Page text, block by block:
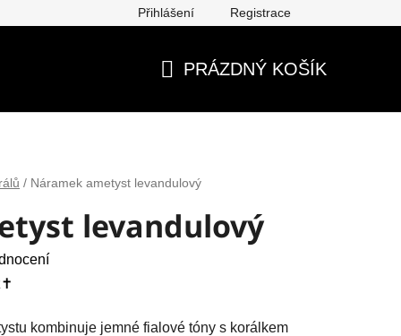
vrácení, reklamace Obchodní podmínky
Přihlášení Registrace
PRÁZDNÝ KOŠÍK
/ Náramek ametyst levandulový
levandulový
kombinuje jemné fialové tóny s korálkem